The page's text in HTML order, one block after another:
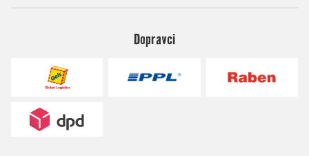
Dopravci